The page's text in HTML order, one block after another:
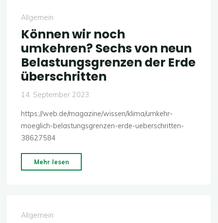
Allgemein
Können wir noch
umkehren? Sechs von neun
Belastungsgrenzen der Erde
überschritten
14. September 2023
https://web.de/magazine/wissen/klima/umkehr-
moeglich-belastungsgrenzen-erde-ueberschritten-
38627584
Mehr lesen
Allgemein